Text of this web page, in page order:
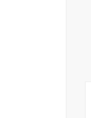
자
Self-